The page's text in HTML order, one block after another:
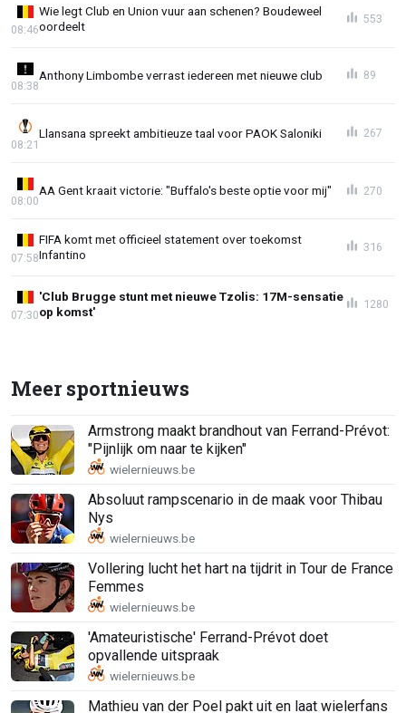
Wie legt Club en Union vuur aan schenen? Boudeweel
oordeelt
08:46
553
Anthony Limbombe verrast iedereen met nieuwe club
08:38
89
Llansana spreekt ambitieuze taal voor PAOK Saloniki
08:21
267
AA Gent kraait victorie: "Buffalo's beste optie voor mij"
08:00
270
FIFA komt met officieel statement over toekomst
Infantino
07:58
316
'Club Brugge stunt met nieuwe Tzolis: 17M-sensatie
op komst'
07:30
1280
Meer sportnieuws
Armstrong maakt brandhout van Ferrand-Prévot:
"Pijnlijk om naar te kijken"
Absoluut rampscenario in de maak voor Thibau
Nys
Vollering lucht het hart na tijdrit in Tour de France
Femmes
'Amateuristische' Ferrand-Prévot doet
opvallende uitspraak
Mathieu van der Poel pakt uit en laat wielerfans